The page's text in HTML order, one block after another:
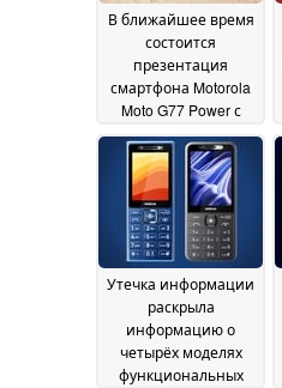
В ближайшее время
состоится
презентация
смартфона Motorola
Moto G77 Power с
аккумулятором
емкостью 7 000 мА·ч
и разъемом для
наушников 3,5 мм
July 2026
Утечка информации
раскрыла
информацию о
четырёх моделях
функциональных